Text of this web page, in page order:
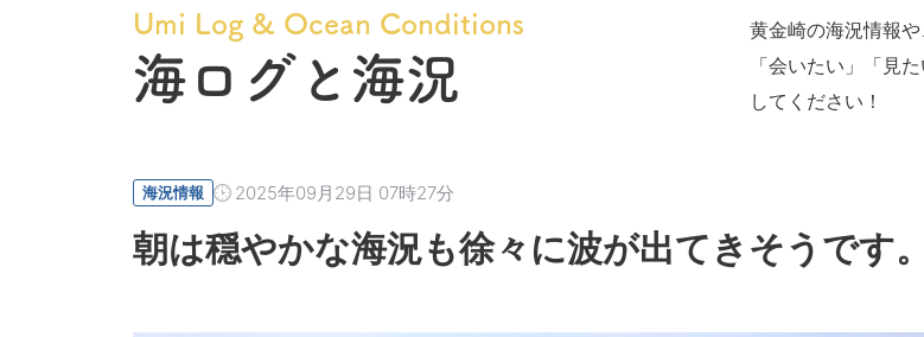
Umi Log & Ocean Conditions
海ログと海況
黄金崎の海況情報
「会いたい」「見
してください！
海況情報 2025年09月29日 07時27分
朝は穏やかな海況も徐々に波が出てきそうです。